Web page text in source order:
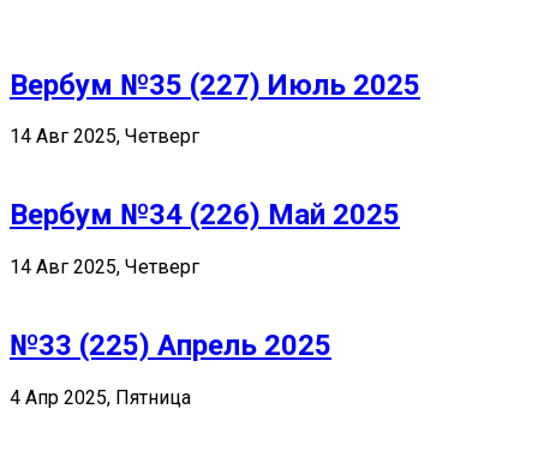
Вербум №35 (227) Июль 2025
14 Авг 2025, Четверг
Вербум №34 (226) Май 2025
14 Авг 2025, Четверг
№33 (225) Апрель 2025
4 Апр 2025, Пятница